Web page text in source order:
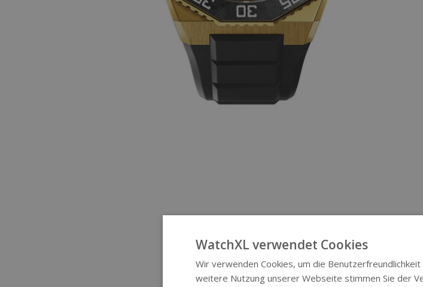
WatchXL verwendet Cookies
Wir verwenden Cookies, um die
weitere Nutzung unserer Webseite stimmen Sie der